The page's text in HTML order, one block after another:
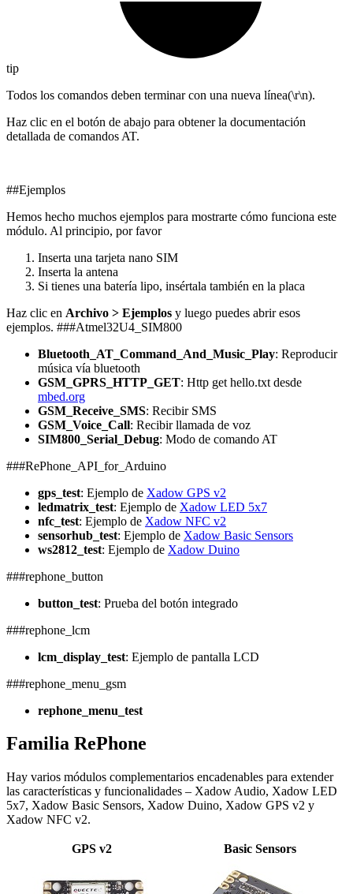
tip
Todos los comandos deben terminar con una nueva línea(\r\n).
Haz clic en el botón de abajo para obtener la documentación
detallada de comandos AT.
##Ejemplos
Hemos hecho muchos ejemplos para mostrarte cómo funciona este
módulo. Al principio, por favor
Inserta una tarjeta nano SIM
Inserta la antena
Si tienes una batería lipo, insértala también en la placa
Haz clic en Archivo > Ejemplos y luego puedes abrir esos
ejemplos. ###Atmel32U4_SIM800
Bluetooth_AT_Command_And_Music_Play: Reproducir
música vía bluetooth
GSM_GPRS_HTTP_GET: Http get hello.txt desde
mbed.org
GSM_Receive_SMS: Recibir SMS
GSM_Voice_Call: Recibir llamada de voz
SIM800_Serial_Debug: Modo de comando AT
###RePhone_API_for_Arduino
gps_test: Ejemplo de Xadow GPS v2
ledmatrix_test: Ejemplo de Xadow LED 5x7
nfc_test: Ejemplo de Xadow NFC v2
sensorhub_test: Ejemplo de Xadow Basic Sensors
ws2812_test: Ejemplo de Xadow Duino
###rephone_button
button_test: Prueba del botón integrado
###rephone_lcm
lcm_display_test: Ejemplo de pantalla LCD
###rephone_menu_gsm
rephone_menu_test
Familia RePhone
Hay varios módulos complementarios encadenables para extender
las características y funcionalidades – Xadow Audio, Xadow LED
5x7, Xadow Basic Sensors, Xadow Duino, Xadow GPS v2 y
Xadow NFC v2.
GPS v2 Basic Sensors